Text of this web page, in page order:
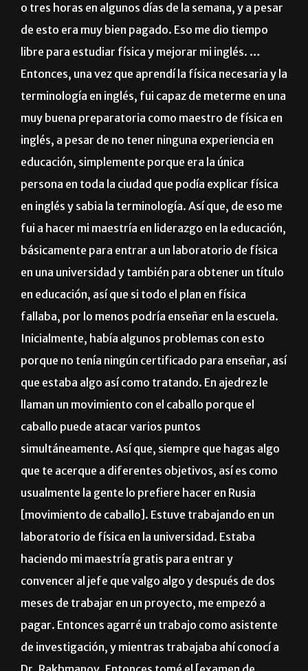
o tres horas en algunos días de la semana, y a pesar
de esto era muy bien pagado. Eso me dio tiempo
libre para estudiar física y mejorar mi inglés. …
Entonces, una vez que aprendí la física necesaria y la
terminología en inglés, fui capaz de meterme en una
muy buena preparatoria como maestro de física en
inglés, a pesar de no tener ninguna experiencia en
educación, simplemente porque era la única
persona en toda la ciudad que podía explicar física
en inglés y sabia la terminología. Así que, de eso me
fui a hacer mi maestría en liderazgo en la educación,
básicamente para entrar a un laboratorio de física
en una universidad y también para obtener un título
en educación, así que si todo el plan en física
fallaba, por lo menos podría enseñar en la escuela.
Inicialmente, había algunos problemas con esto
porque no tenía ningún certificado para enseñar, así
que estaba algo así como tratando. En ajedrez le
llaman un movimiento con el caballo porque el
caballo puede atacar varios puntos
simultáneamente. Así que, siempre que hagas algo
que te acerque a diferentes objetivos, así es como
usualmente la gente lo prefiere hacer en Rusia
[movimiento de caballo]. Estuve trabajando en un
laboratorio de física en la universidad. Estaba
haciendo mi maestría gratis para entrar y
convencer al jefe que valgo algo y después de dos
meses de trabajar en un proyecto, me empezó a
pagar. Entonces agarré un trabajo como asistente
de investigación, y mientras trabajaba ahí conocí a